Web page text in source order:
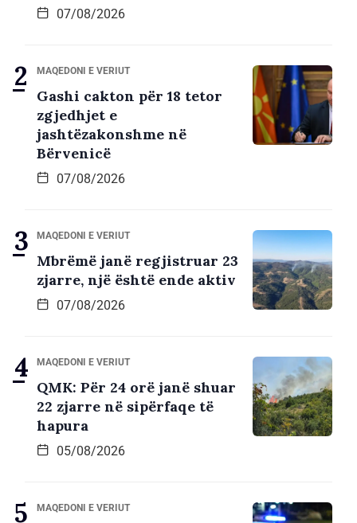
07/08/2026
MAQEDONI E VERIUT
Gashi cakton për 18 tetor
zgjedhjet e
jashtëzakonshme në
Bërvenicë
07/08/2026
MAQEDONI E VERIUT
Mbrëmë janë regjistruar 23
zjarre, një është ende aktiv
07/08/2026
MAQEDONI E VERIUT
QMK: Për 24 orë janë shuar
22 zjarre në sipërfaqe të
hapura
05/08/2026
MAQEDONI E VERIUT